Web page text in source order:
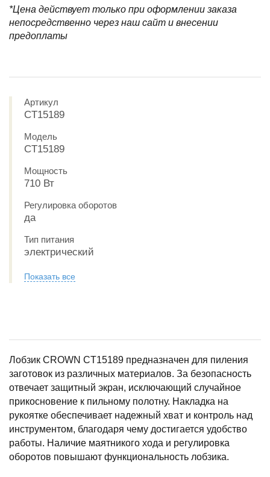
*Цена действует только при оформлении заказа
непосредственно через наш сайт и внесении
предоплаты
Артикул
CT15189
Модель
CT15189
Мощность
710 Вт
Регулировка оборотов
да
Тип питания
электрический
Показать все
Лобзик CROWN CT15189 предназначен для пиления
заготовок из различных материалов. За безопасность
отвечает защитный экран, исключающий случайное
прикосновение к пильному полотну. Накладка на
рукоятке обеспечивает надежный хват и контроль над
инструментом, благодаря чему достигается удобство
работы. Наличие маятникого хода и регулировка
оборотов повышают функциональность лобзика.